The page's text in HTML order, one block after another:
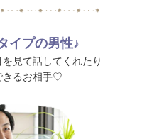
イプの男性♪
見て話してくれたり
きるお相手♡